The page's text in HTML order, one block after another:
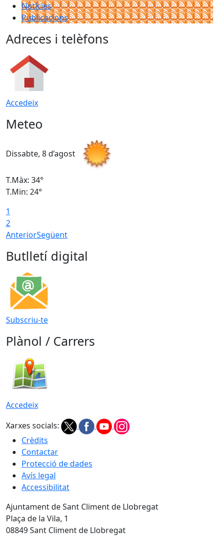
Notícies
Publicacions
Adreces i telèfons
Accedeix
Meteo
Dissabte, 8 d’agost
T.Màx: 34°
T.Min: 24°
1
2
AnteriorSegüent
Butlletí digital
Subscriu-te
Plànol / Carrers
Accedeix
Xarxes socials:
Crèdits
Contactar
Protecció de dades
Avís legal
Accessibilitat
Ajuntament de Sant Climent de Llobregat
Plaça de la Vila, 1
08849 Sant Climent de Llobregat